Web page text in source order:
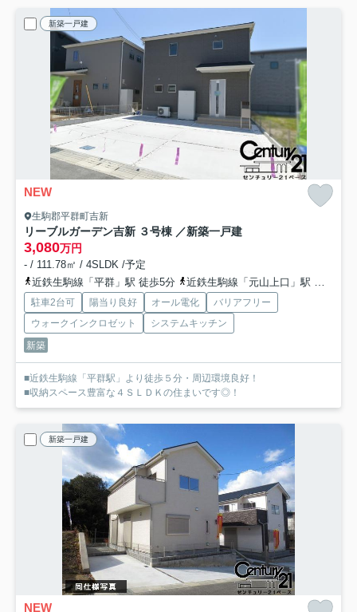
新築一戸建
NEW
生駒郡平群町吉新
リーブルガーデン吉新 ３号棟 ／新築一戸建
3,080万円
- / 111.78㎡ / 4SLDK /予定
近鉄生駒線「平群」駅 徒歩5分
近鉄生駒線「元山上口」駅 徒歩16分
駐車2台可 陽当り良好 オール電化
バリアフリー
ウォークインクロゼット
システムキッチン
新築
■近鉄生駒線「平群駅」より徒歩５分・周辺環境良好！
■収納スペース豊富な４ＳＬＤＫの住まいです◎！
新築一戸建
NEW